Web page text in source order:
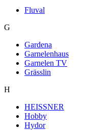
Fluval
G
Gardena
Garnelenhaus
Garnelen TV
Grässlin
H
HEISSNER
Hobby
Hydor